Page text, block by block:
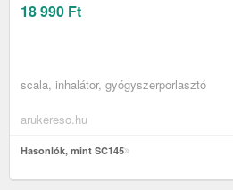
18 990 Ft
scala, inhalátor, gyógyszerporlasztó
arukereso.hu
Hasonlók, mint SC145